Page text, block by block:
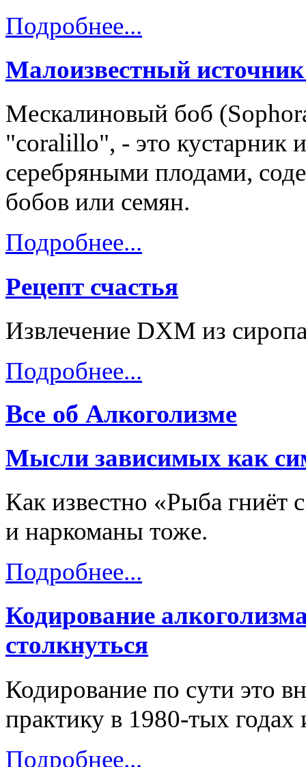
Подробнее...
Малоизвестный
Мескалиновый боб
"coralillo", - это кустарник
серебряными плодами,
бобов или семян.
Подробнее...
Рецепт счастья
Извлечение DXM из
Подробнее...
Все об Алкоголизме
Мысли зависимых как
Как известно «Рыба гниёт
и наркоманы тоже.
Подробнее...
Кодирование
столкнуться
Кодирование по сути это
практику в 1980-тых
Подробнее...